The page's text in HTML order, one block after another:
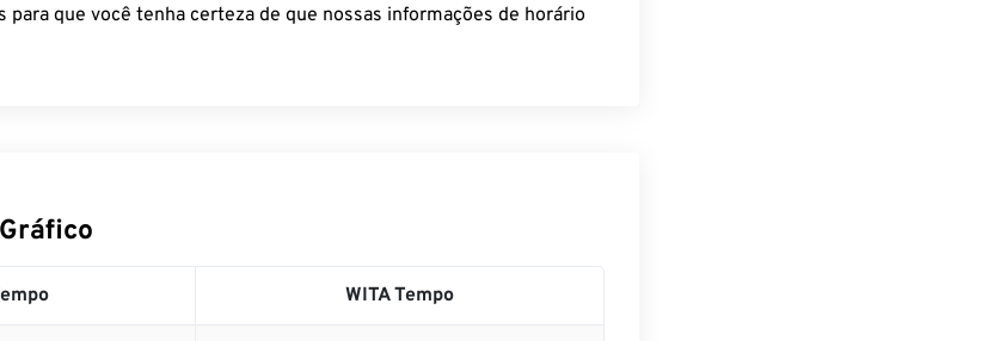
para que você tenha certeza de que nossas informações de horário
WITA Tempo